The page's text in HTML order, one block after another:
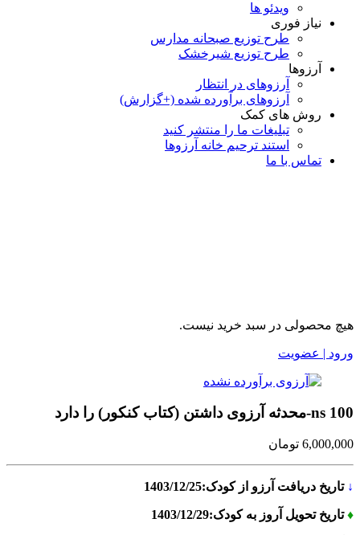
ویدئو ها
نیاز فوری
طرح توزیع صبحانه مدارس
طرح توزیع شیرخشک
آرزوها
آرزوهای در انتظار
آرزوهای برآورده شده (+گزارش)
روش های کمک
تبلیغات ما را منتشر کنید
استند ترحیم خانه آرزوها
تماس با ما
هیچ محصولی در سبد خرید نیست.
ورود | عضویت
ns 100-محدثه آرزوی داشتن (کتاب کنکور) را دارد
6,000,000 تومان
↓ تاریخ دریافت آرزو از کودک:1403/12/25
♦تاریخ تحویل آروز به کودک:1403/12/29